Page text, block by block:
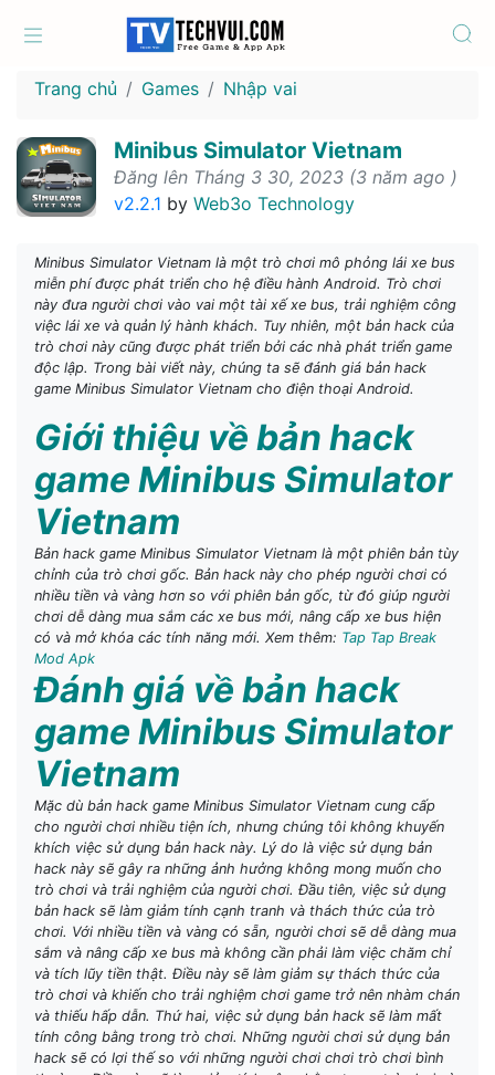
Trang chủ Games Nhập vai
Minibus Simulator Vietnam
Đăng lên Tháng 3 30, 2023 (3 năm ago )
v2.2.1 by Web3o Technology
Minibus Simulator Vietnam là một trò chơi mô phỏng lái xe bus
miễn phí được phát triển cho hệ điều hành Android. Trò chơi
này đưa người chơi vào vai một tài xế xe bus, trải nghiệm công
việc lái xe và quản lý hành khách. Tuy nhiên, một bản hack của
trò chơi này cũng được phát triển bởi các nhà phát triển game
độc lập. Trong bài viết này, chúng ta sẽ đánh giá bản hack
game Minibus Simulator Vietnam cho điện thoại Android.
Giới thiệu về bản hack
game Minibus Simulator
Vietnam
Bản hack game Minibus Simulator Vietnam là một phiên bản tùy
chỉnh của trò chơi gốc. Bản hack này cho phép người chơi có
nhiều tiền và vàng hơn so với phiên bản gốc, từ đó giúp người
chơi dễ dàng mua sắm các xe bus mới, nâng cấp xe bus hiện
có và mở khóa các tính năng mới. Xem thêm: Tap Tap Break
Mod Apk
Đánh giá về bản hack
game Minibus Simulator
Vietnam
Mặc dù bản hack game Minibus Simulator Vietnam cung cấp
cho người chơi nhiều tiện ích, nhưng chúng tôi không khuyến
khích việc sử dụng bản hack này. Lý do là việc sử dụng bản
hack này sẽ gây ra những ảnh hưởng không mong muốn cho
trò chơi và trải nghiệm của người chơi. Đầu tiên, việc sử dụng
bản hack sẽ làm giảm tính cạnh tranh và thách thức của trò
chơi. Với nhiều tiền và vàng có sẵn, người chơi sẽ dễ dàng mua
sắm và nâng cấp xe bus mà không cần phải làm việc chăm chỉ
và tích lũy tiền thật. Điều này sẽ làm giảm sự thách thức của
trò chơi và khiến cho trải nghiệm chơi game trở nên nhàm chán
và thiếu hấp dẫn. Thứ hai, việc sử dụng bản hack sẽ làm mất
tính công bằng trong trò chơi. Những người chơi sử dụng bản
hack sẽ có lợi thế so với những người chơi chơi trò chơi bình